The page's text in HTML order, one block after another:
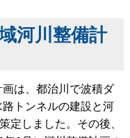
河川整備計
は、都治川で波積ダ
トンネルの建設と河
定しました。その後、